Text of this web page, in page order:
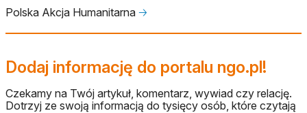
Polska Akcja Humanitarna 🡢
Dodaj informację do portalu ngo.pl!
Czekamy na Twój artykuł, komentarz, wywiad czy relację.
Dotrzyj ze swoją informacją do tysięcy osób, które czytają